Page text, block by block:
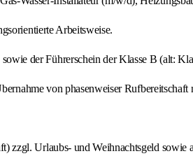
Arbeitsweise.
der Führerschein der Klasse B (alt:
von phasenweiser Rufbereitschaft
Urlaubs- und Weihnachtsgeld sowie